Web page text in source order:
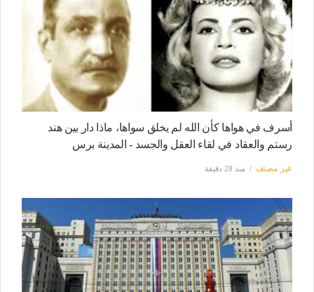
أسرف في هواها كأن الله لم يخلق سواها، ماذا دار بين هند
رستم والعقاد في لقاء العقل والجسد - المدينة برس
غير مصنف منذ 28 دقيقة